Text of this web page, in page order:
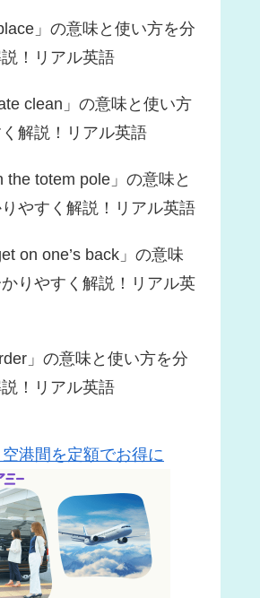
」の意味と使い方を分
！リアル英語
clean」の意味と使い方
解説！リアル英語
the totem pole」の意味と
やすく解説！リアル英語
on one’s back」の意味
りやすく解説！リアル英
」の意味と使い方を分
！リアル英語
港間を定額でお得に